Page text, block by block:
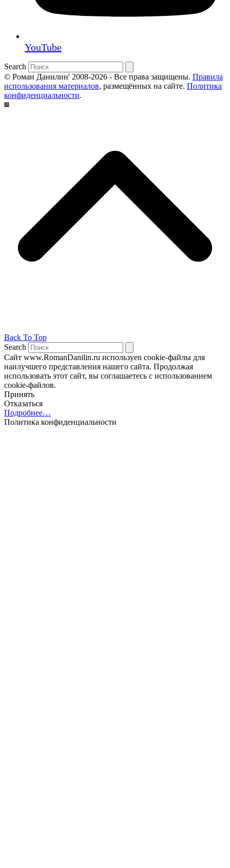
YouTube
Search
© Роман Данилин' 2008-2026 - Все права защищены. Правила
использования материалов, размещённых на сайте. Политика
конфиденциальности.
Back To Top
Search
Сайт www.RomanDanilin.ru используеn cookie-файлы для
наилучшего представления нашего сайта. Продолжая
использовать этот сайт, вы соглашаетесь с использованием
cookie-файлов.
Принять
Отказаться
Подробнее…
Политика конфиденциальности